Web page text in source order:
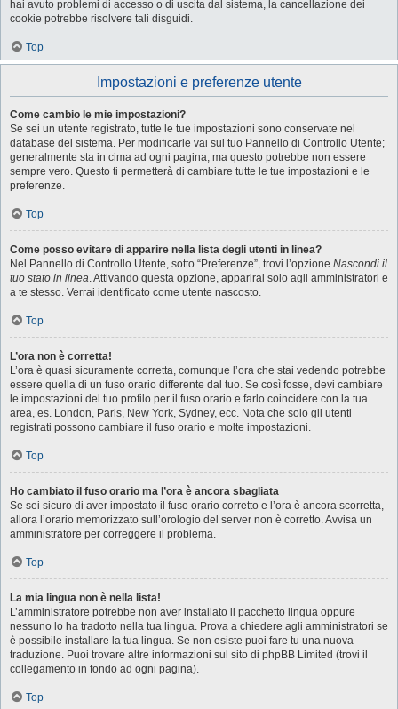
hai avuto problemi di accesso o di uscita dal sistema, la cancellazione dei
cookie potrebbe risolvere tali disguidi.
Top
Impostazioni e preferenze utente
Come cambio le mie impostazioni?
Se sei un utente registrato, tutte le tue impostazioni sono conservate nel
database del sistema. Per modificarle vai sul tuo Pannello di Controllo Utente;
generalmente sta in cima ad ogni pagina, ma questo potrebbe non essere
sempre vero. Questo ti permetterà di cambiare tutte le tue impostazioni e le
preferenze.
Top
Come posso evitare di apparire nella lista degli utenti in linea?
Nel Pannello di Controllo Utente, sotto “Preferenze”, trovi l’opzione Nascondi il
tuo stato in linea. Attivando questa opzione, apparirai solo agli amministratori e
a te stesso. Verrai identificato come utente nascosto.
Top
L’ora non è corretta!
L’ora è quasi sicuramente corretta, comunque l’ora che stai vedendo potrebbe
essere quella di un fuso orario differente dal tuo. Se così fosse, devi cambiare
le impostazioni del tuo profilo per il fuso orario e farlo coincidere con la tua
area, es. London, Paris, New York, Sydney, ecc. Nota che solo gli utenti
registrati possono cambiare il fuso orario e molte impostazioni.
Top
Ho cambiato il fuso orario ma l’ora è ancora sbagliata
Se sei sicuro di aver impostato il fuso orario corretto e l’ora è ancora scorretta,
allora l’orario memorizzato sull’orologio del server non è corretto. Avvisa un
amministratore per correggere il problema.
Top
La mia lingua non è nella lista!
L’amministratore potrebbe non aver installato il pacchetto lingua oppure
nessuno lo ha tradotto nella tua lingua. Prova a chiedere agli amministratori se
è possibile installare la tua lingua. Se non esiste puoi fare tu una nuova
traduzione. Puoi trovare altre informazioni sul sito di phpBB Limited (trovi il
collegamento in fondo ad ogni pagina).
Top